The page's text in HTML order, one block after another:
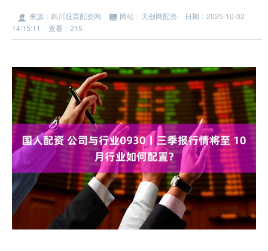
来源：四川股票配资网 网站：天创网配资
日期：2025-10-02
14:15:11
查看：215